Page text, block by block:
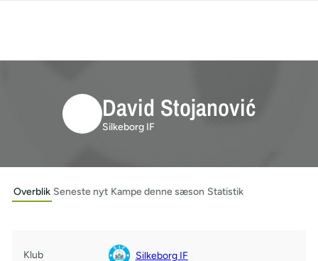
David Stojanović
Silkeborg IF
Overblik Seneste nyt Kampe denne sæson Statistik
Klub Silkeborg IF